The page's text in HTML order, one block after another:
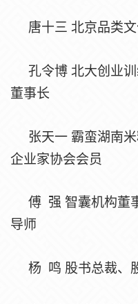
唐十三 北京品类
孔令博 北大创业
董事长
张天一 霸蛮湖南
企业家协会会员
傅 强 智囊机构董
导师
杨 鸣 股书总裁、